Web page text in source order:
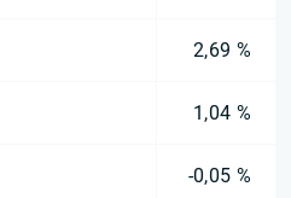
2,69 %
1,04 %
-0,05 %